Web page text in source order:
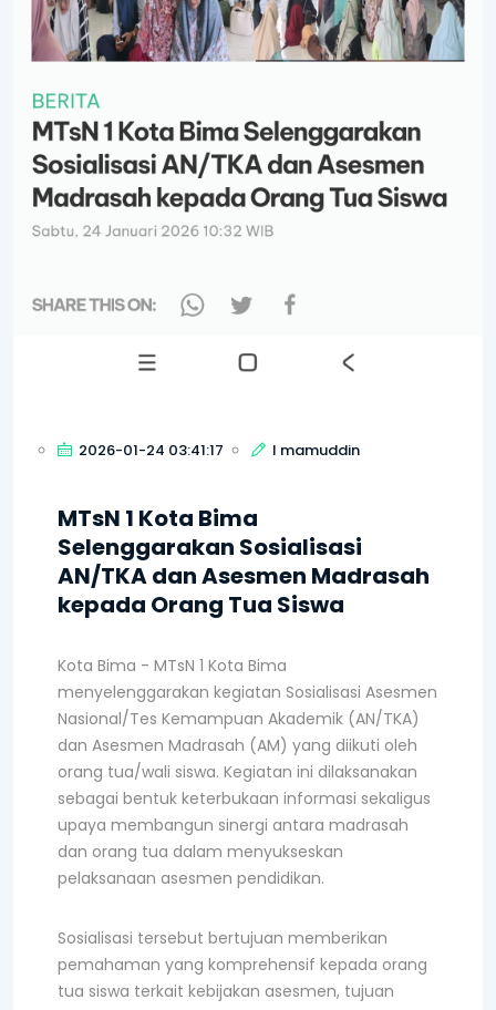
2026-01-24 03:41:17 I mamuddin
MTsN 1 Kota Bima
Selenggarakan Sosialisasi
AN/TKA dan Asesmen Madrasah
kepada Orang Tua Siswa
Kota Bima - MTsN 1 Kota Bima
menyelenggarakan kegiatan Sosialisasi Asesmen
Nasional/Tes Kemampuan Akademik (AN/TKA)
dan Asesmen Madrasah (AM) yang diikuti oleh
orang tua/wali siswa. Kegiatan ini dilaksanakan
sebagai bentuk keterbukaan informasi sekaligus
upaya membangun sinergi antara madrasah
dan orang tua dalam menyukseskan
pelaksanaan asesmen pendidikan.
Sosialisasi tersebut bertujuan memberikan
pemahaman yang komprehensif kepada orang
tua siswa terkait kebijakan asesmen, tujuan